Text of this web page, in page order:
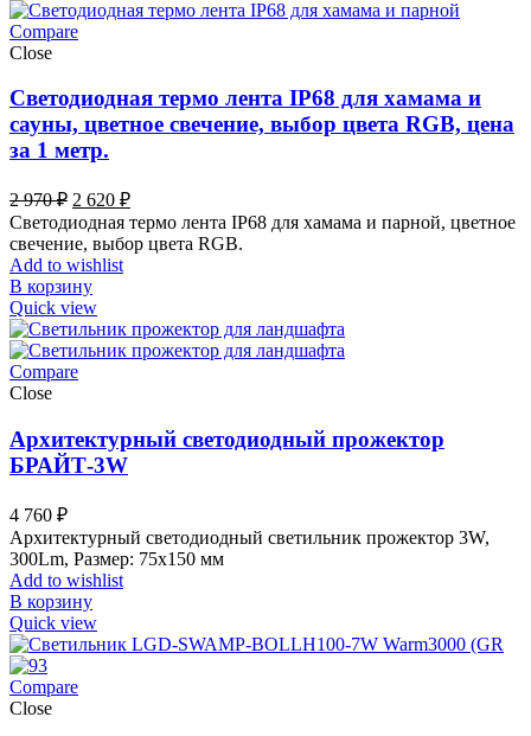
Compare
Close
Светодиодная термо лента IP68 для хамама и
сауны, цветное свечение, выбор цвета RGB, цена
за 1 метр.
2 970₽ Первоначальная
цена
составляла
2
970 ₽.
2 620 ₽Текущая
цена:
2
Светодиодная термо лента IP68 для хамама и парной, цветное
свечение, выбор цвета RGB.
Add to wishlist
В корзину
Quick view
Compare
Close
Архитектурный светодиодный прожектор
БРАЙТ-3W
4 760 ₽
Архитектурный светодиодный светильник прожектор 3W,
300Lm, Размер: 75x150 мм
Add to wishlist
В корзину
Quick view
Compare
Close